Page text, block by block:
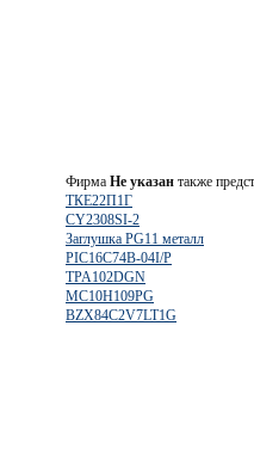
Фирма Не указан также
ТКЕ22П1Г
CY2308SI-2
Заглушка PG11 металл
PIC16C74B-04I/P
TPA102DGN
MC10H109PG
BZX84C2V7LT1G